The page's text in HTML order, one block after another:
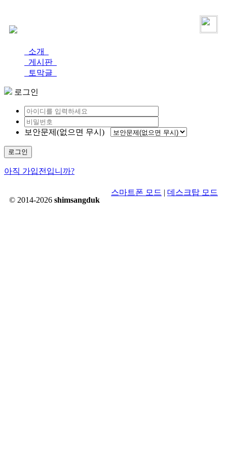
소개
게시판
토막글
로그인
보안문제(없으면 무시)
로그인
아직 가입전입니까?
© 2014-2026 shimsangduk
스마트폰 모드 | 데스크탑 모드